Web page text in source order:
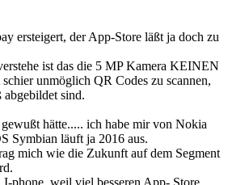
ersteigert, der App-Store läßt ja doch zu
ist das die 5 MP Kamera KEINEN
unmöglich QR Codes zu scannen,
sind.
hätte..... ich habe mir von Nokia
Symbian läuft ja 2016 aus.
mich wie die Zukunft auf dem Segment